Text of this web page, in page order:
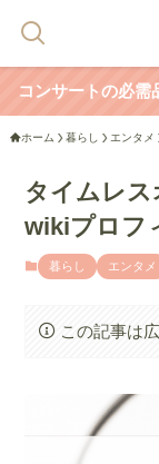
コンサートの必
ホーム 暮らし エンタメ
タイムレ
wikiプロフ
暮らし エンタメ
この記事は